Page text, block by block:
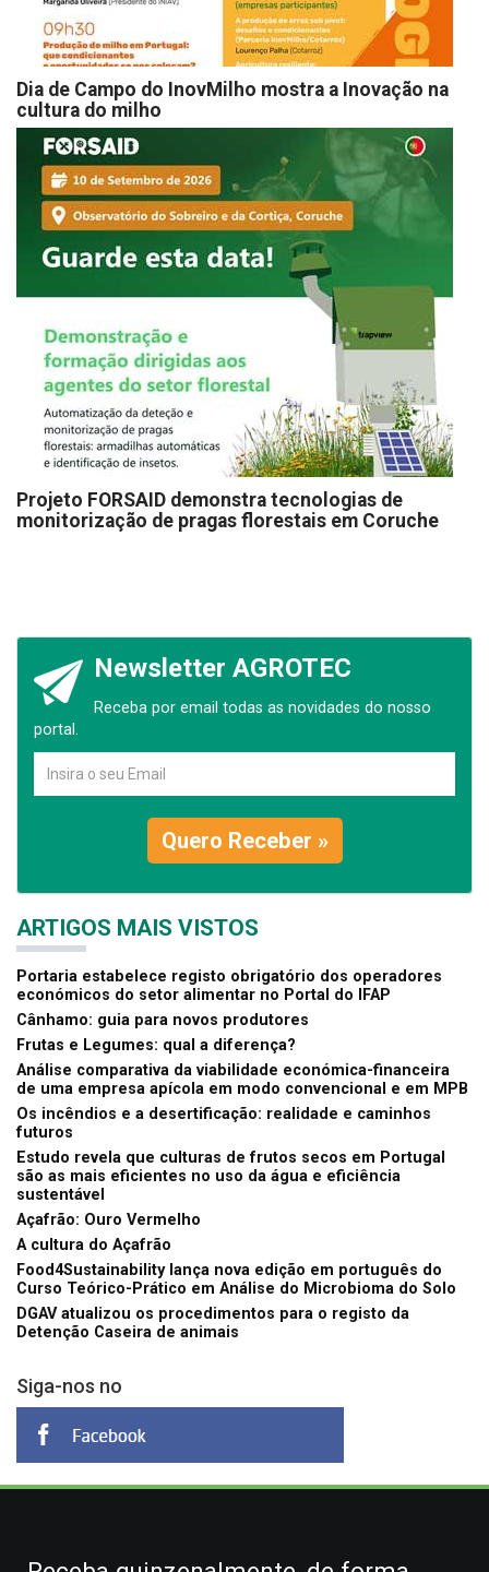
Dia de Campo do InovMilho mostra a Inovação na
cultura do milho
Projeto FORSAID demonstra tecnologias de
monitorização de pragas florestais em Coruche
Newsletter AGROTEC
Receba por email todas as novidades do nosso
portal.
Quero Receber »
ARTIGOS MAIS VISTOS
Portaria estabelece registo obrigatório dos operadores
económicos do setor alimentar no Portal do IFAP
Cânhamo: guia para novos produtores
Frutas e Legumes: qual a diferença?
Análise comparativa da viabilidade económica-financeira
de uma empresa apícola em modo convencional e em MPB
Os incêndios e a desertificação: realidade e caminhos
futuros
Estudo revela que culturas de frutos secos em Portugal
são as mais eficientes no uso da água e eficiência
sustentável
Açafrão: Ouro Vermelho
A cultura do Açafrão
Food4Sustainability lança nova edição em português do
Curso Teórico-Prático em Análise do Microbioma do Solo
DGAV atualizou os procedimentos para o registo da
Detenção Caseira de animais
Siga-nos no